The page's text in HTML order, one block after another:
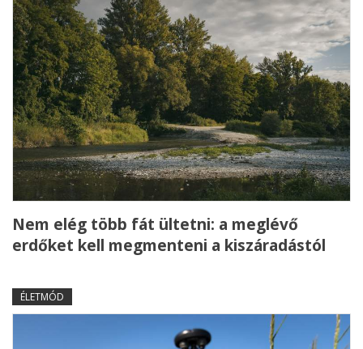
Nem elég több fát ültetni: a meglévő
erdőket kell megmenteni a kiszáradástól
ÉLETMÓD